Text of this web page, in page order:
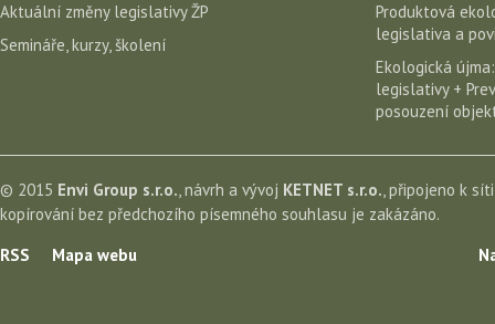
Aktuální změny legislativy ŽP
Semináře, kurzy, školení
Produktová
legislativa a
Ekologická
legislativy +
posouzení
© 2015 Envi Group s.r.o., návrh a vývoj KETNET s.r.o., připojeno k
kopírování bez předchozího písemného souhlasu je zakázáno.
RSS
Mapa webu